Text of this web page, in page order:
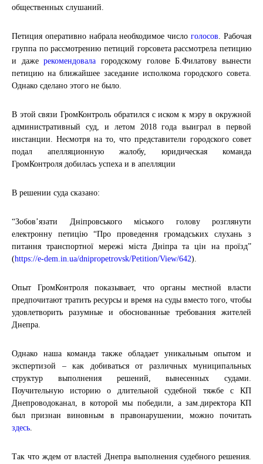
общественных слушаний.
Петиция оперативно набрала необходимое числоголосов. Рабочая
группа по рассмотрению петиций горсовета рассмотрела петицию
и дажерекомендовалагородскому голове Б.Филатову вынести
петицию на ближайшее заседание исполкома городского совета.
Однако сделано этого не было.
В этой связи ГромКонтроль обратился с иском к мэру в окружной
административный суд, и летом 2018 года выиграл в первой
инстанции. Несмотря на то, что представители городского совет
подал апелляционную жалобу, юридическая команда
ГромКонтроля добилась успеха и в апелляции
В решении суда сказано:
“Зобов’язати Дніпровського міського голову розглянути
електронну петицію “Про проведення громадських слухань з
питання транспортної мережі міста Дніпра та цін на проїзд”
(https://e-dem.in.ua/dnipropetrovsk/Petition/View/642).
Опыт ГромКонтроля показывает, что органы местной власти
предпочитают тратить ресурсы и время на суды вместо того, чтобы
удовлетворить разумные и обоснованные требования жителей
Днепра.
Однако наша команда также обладает уникальным опытом и
экспертизой – как добиваться от различных муниципальных
структур выполнения решений, вынесенных судами.
Поучительную историю о длительной судебной тяжбе с КП
Днепроводоканал, в которой мы победили, а зам.директора КП
был признан виновным в правонарушении, можно почитать
здесь.
Так что ждем от властей Днепра выполнения судебного решения.